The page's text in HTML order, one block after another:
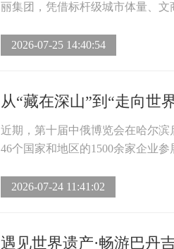
丽集团，凭借标杆级城市体量、文
2026-07-25 14:40:54
从“藏在深山”到“走向世
近期，第十届中俄博览会在哈尔
46个国家和地区的1500余家企业参
2026-07-24 11:41:02
遇见世界遗产·畅游巴丹